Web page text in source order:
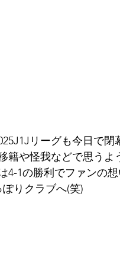
リーグも今日で
籍や怪我などで思う
4-1の勝利でファンの
りクラブへ(笑)